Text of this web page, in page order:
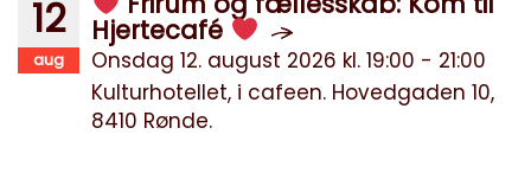
12
aug
Hjertecafé
Onsdag 12. august 2026 kl. 19:00 - 21:00
Kulturhotellet, i cafeen. Hovedgaden 10,
8410 Rønde.